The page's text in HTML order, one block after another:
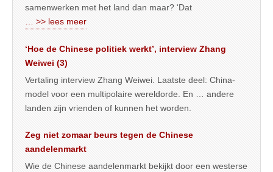
samenwerken met het land dan maar? ‘Dat
… >> lees meer
‘Hoe de Chinese politiek werkt’, interview Zhang
Weiwei (3)
Vertaling interview Zhang Weiwei. Laatste deel: China-
model voor een multipolaire wereldorde. En … andere
landen zijn vrienden of kunnen het worden.
Zeg niet zomaar beurs tegen de Chinese
aandelenmarkt
Wie de Chinese aandelenmarkt bekijkt door een westerse